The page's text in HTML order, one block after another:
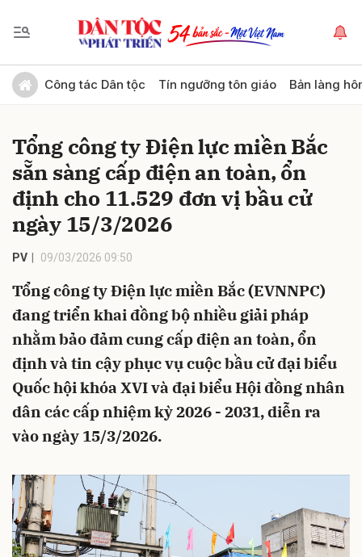
Công tác Dân tộc Tín ngưỡng tôn giáo Bản làng
Tổng công ty Điện lực miền Bắc
sẵn sàng cấp điện an toàn, ổn
định cho 11.529 đơn vị bầu cử
ngày 15/3/2026
PV 09/03/2026 09:50
Tổng công ty Điện lực miền Bắc (EVNNPC)
đang triển khai đồng bộ nhiều giải pháp
nhằm bảo đảm cung cấp điện an toàn, ổn
định và tin cậy phục vụ cuộc bầu cử đại biểu
Quốc hội khóa XVI và đại biểu Hội đồng nhân
dân các cấp nhiệm kỳ 2026 - 2031, diễn ra
vào ngày 15/3/2026.
Gửi bình luận